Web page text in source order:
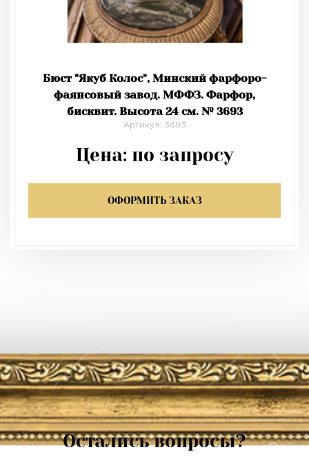
Бюст "Якуб Колос", Минский фарфоро-
фаянсовый завод. МФФЗ. Фарфор,
бисквит. Высота 24 см. № 3693
Артикул: 3693
Цена: по запросу
ОФОРМИТЬ ЗАКАЗ
Остались вопросы?